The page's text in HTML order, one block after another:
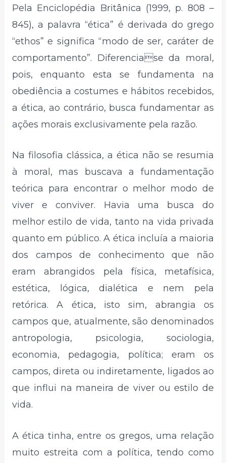
Pela Enciclopédia Britânica (1999, p. 808 –
845), a palavra “ética” é derivada do grego
“ethos” e significa “modo de ser, caráter de
comportamento”. Diferenciase da moral,
pois, enquanto esta se fundamenta na
obediência a costumes e hábitos recebidos,
a ética, ao contrário, busca fundamentar as
ações morais exclusivamente pela razão.
Na filosofia clássica, a ética não se resumia
à moral, mas buscava a fundamentação
teórica para encontrar o melhor modo de
viver e conviver. Havia uma busca do
melhor estilo de vida, tanto na vida privada
quanto em público. A ética incluía a maioria
dos campos de conhecimento que não
eram abrangidos pela física, metafísica,
estética, lógica, dialética e nem pela
retórica. A ética, isto sim, abrangia os
campos que, atualmente, são denominados
antropologia, psicologia, sociologia,
economia, pedagogia, política; eram os
campos, direta ou indiretamente, ligados ao
que influi na maneira de viver ou estilo de
vida.
A ética tinha, entre os gregos, uma relação
muito estreita com a política, tendo como